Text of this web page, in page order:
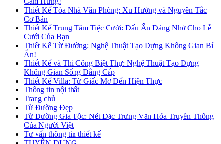
Thiết Kế Tòa Nhà Văn Phòng: Xu Hướng và Nguyên Tắc
Cơ Bản
Thiết Kế Trung Tâm Tiệc Cưới: Dấu Ấn Đáng Nhớ Cho Lễ
Cưới Của Bạn
Thiết Kế Từ Đường: Nghệ Thuật Tạo Dựng Không Gian Bí
Ẩn!
Thiết Kế và Thi Công Biệt Thự: Nghệ Thuật Tạo Dựng
Không Gian Sống Đẳng Cấp
Thiết Kế Villa: Từ Giấc Mơ Đến Hiện Thực
Thông tin nội thất
Trang chủ
Từ Đường Đẹp
Từ Đường Gia Tộc: Nét Đặc Trưng Văn Hóa Truyền Thống
Của Người Việt
Tư vấn thông tin thiết kế